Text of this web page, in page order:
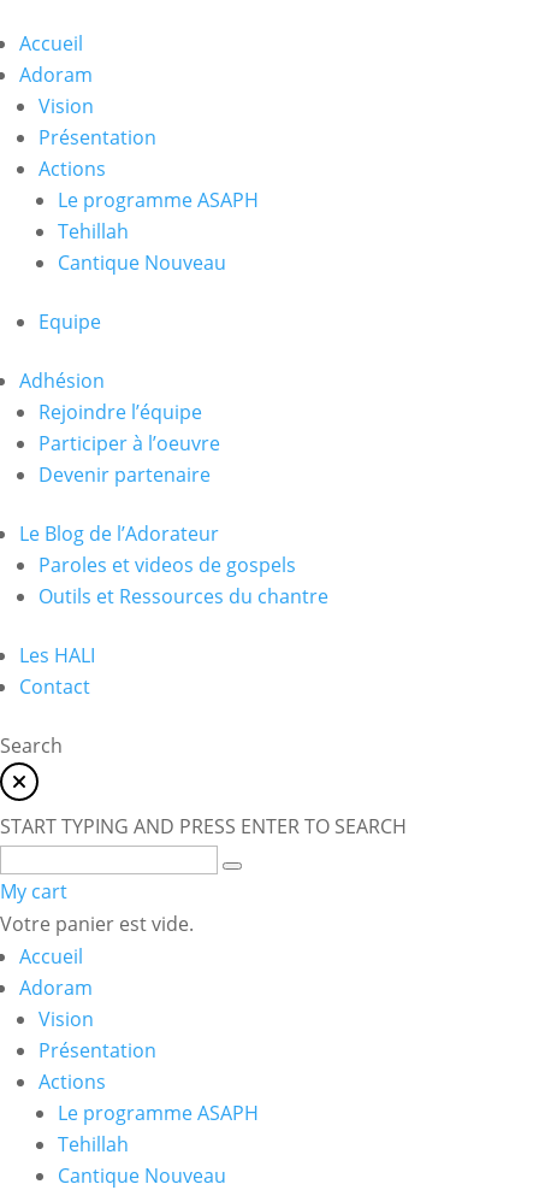
Accueil
Adoram
Vision
Présentation
Actions
Le programme ASAPH
Tehillah
Cantique Nouveau
Equipe
Adhésion
Rejoindre l’équipe
Participer à l’oeuvre
Devenir partenaire
Le Blog de l’Adorateur
Paroles et videos de gospels
Outils et Ressources du chantre
Les HALI
Contact
Search
START TYPING AND PRESS ENTER TO SEARCH
My cart
Votre panier est vide.
Accueil
Adoram
Vision
Présentation
Actions
Le programme ASAPH
Tehillah
Cantique Nouveau